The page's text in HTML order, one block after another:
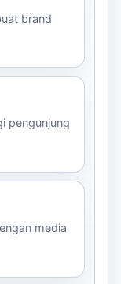
brand
pengunjung
media